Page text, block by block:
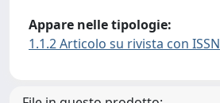
Appare nelle tipologie:
1.1.2 Articolo su rivista con ISSN